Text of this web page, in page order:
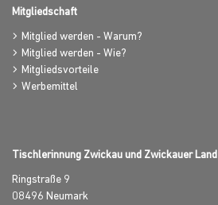
Mitgliedschaft
Mitglied werden - Warum?
Mitglied werden - Wie?
Mitgliedsvorteile
Werbemittel
Tischlerinnung Zwickau und Zwickauer Land
Ringstraße 9
08496 Neumark